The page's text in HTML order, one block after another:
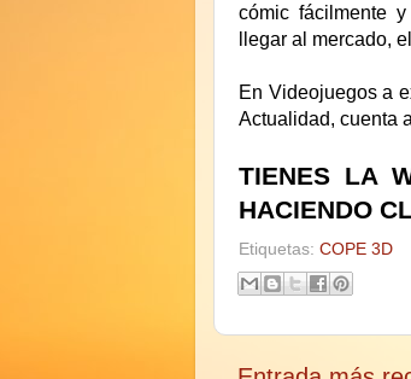
cómic fácilmente
llegar al mercado,
En Videojuegos a
Actualidad, cuenta
TIENES LA
HACIENDO
Etiquetas: COPE 3D